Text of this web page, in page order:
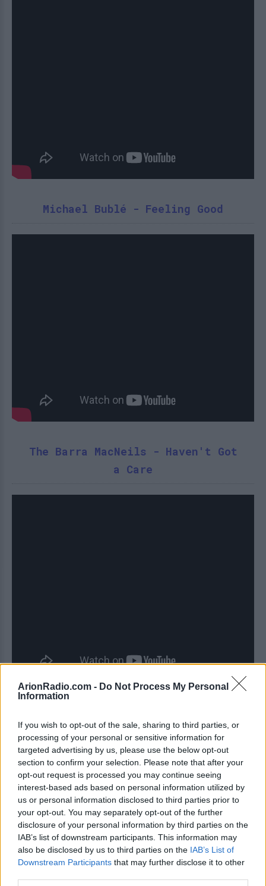
ArionRadio.com - Do Not Process My Personal
Information
If you wish to opt-out of the sale, sharing to third parties, or
processing of your personal or sensitive information for
targeted advertising by us, please use the below opt-out
section to confirm your selection. Please note that after your
opt-out request is processed you may continue seeing
interest-based ads based on personal information utilized by
us or personal information disclosed to third parties prior to
your opt-out. You may separately opt-out of the further
disclosure of your personal information by third parties on the
IAB’s list of downstream participants. This information may
also be disclosed by us to third parties on the IAB’s List of
Downstream Participants that may further disclose it to other
Michael Bublé - Feeling Good
The Barra MacNeils - Haven't Got
a Care
and Queens